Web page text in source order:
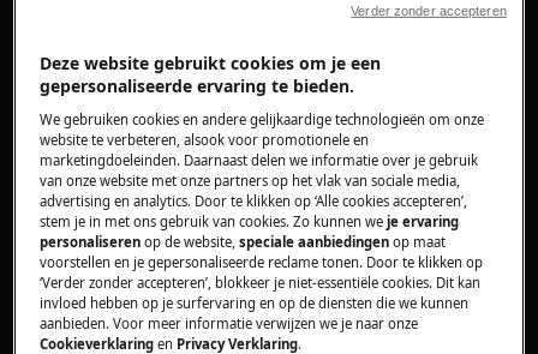
personen nodig om het te verplaatsen.
Gebruik altijd veiligheidshandschoenen en gesloten
schoeisel.
Houd er rekening mee dat zelfreparatie of niet-
professionele reparatie gevolgen kan hebben voor
de veiligheid als deze niet correct wordt uitgevoerd.
Hoe de wasmiddellade demonteren en weer
in elkaar zetten?
Trek de wasmiddellade zo ver mogelijk uit.
Deze website gebruikt cookies om je een
gepersonaliseerde ervaring te bieden.
We gebruiken cookies en andere gelijkaardige technologieën om onze
website te verbeteren, alsook voor promotionele en
marketingdoeleinden. Daarnaast delen we informatie over je gebruik
van onze website met onze partners op het vlak van sociale media,
advertising en analytics. Door te klikken op ‘Alle cookies accepteren’,
stem je in met ons gebruik van cookies. Zo kunnen weje ervaring
personaliseren op de website,speciale aanbiedingen op maat
voorstellen en je gepersonaliseerde reclame tonen. Door te klikken op
‘Verder zonder accepteren’, blokkeer je niet-essentiële cookies. Dit kan
invloed hebben op je surfervaring en op de diensten die we kunnen
aanbieden. Voor meer informatie verwijzen we je naar onze
Cookieverklaring en Privacy Verklaring.
Verder zonder accepteren